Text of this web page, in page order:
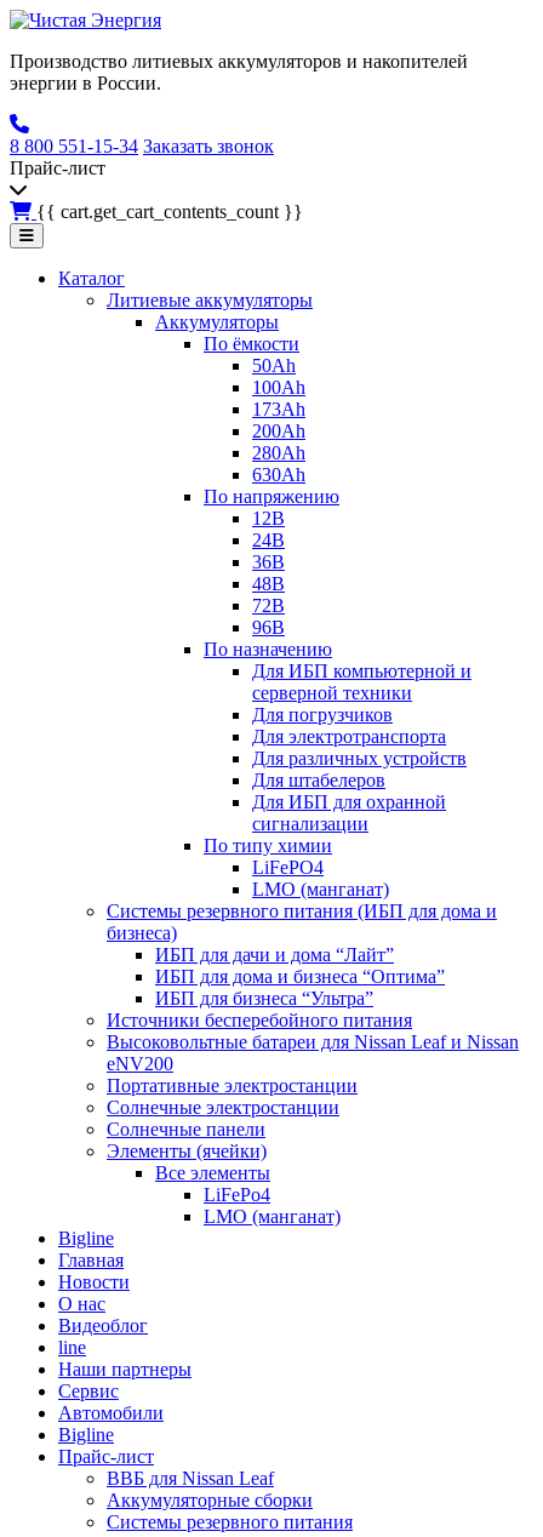
Производство литиевых аккумуляторов и накопителей
энергии в России.
8 800 551-15-34 Заказать звонок
Прайс-лист
{{ cart.get_cart_contents_count }}
Каталог
Литиевые аккумуляторы
Аккумуляторы
По ёмкости
50Ah
100Ah
173Ah
200Ah
280Ah
630Ah
По напряжению
12В
24В
36В
48В
72В
96В
По назначению
Для ИБП компьютерной и
серверной техники
Для погрузчиков
Для электротранспорта
Для различных устройств
Для штабелеров
Для ИБП для охранной
сигнализации
По типу химии
LiFePO4
LMO (манганат)
Системы резервного питания (ИБП для дома и
бизнеса)
ИБП для дачи и дома “Лайт”
ИБП для дома и бизнеса “Оптима”
ИБП для бизнеса “Ультра”
Источники бесперебойного питания
Высоковольтные батареи для Nissan Leaf и Nissan
eNV200
Портативные электростанции
Солнечные электростанции
Солнечные панели
Элементы (ячейки)
Все элементы
LiFePo4
LMO (манганат)
Bigline
Главная
Новости
О нас
Видеоблог
line
Наши партнеры
Сервис
Автомобили
Bigline
Прайс-лист
ВВБ для Nissan Leaf
Аккумуляторные сборки
Системы резервного питания